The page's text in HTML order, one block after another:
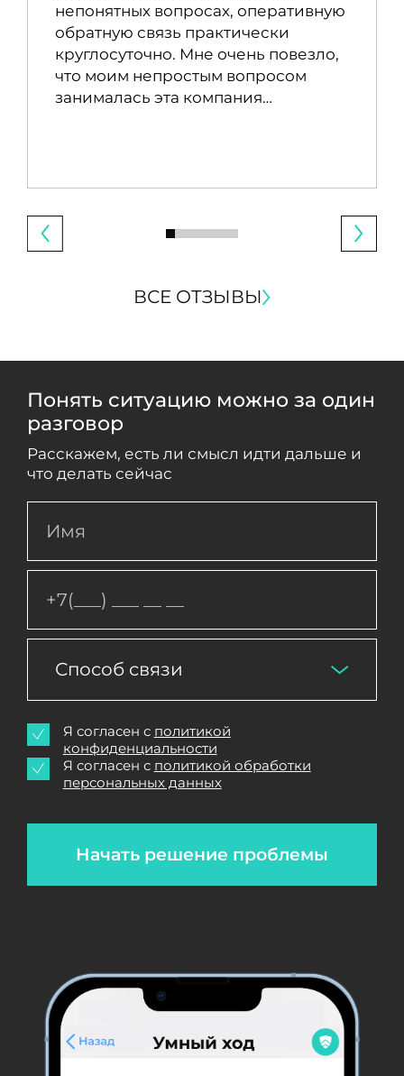
непонятных вопросах, оперативную
обратную связь практически
круглосуточно. Мне очень повезло,
что моим непростым вопросом
занималась эта компания…
ВСЕ ОТЗЫВЫ
Понять ситуацию можно за один
разговор
Расскажем, есть ли смысл идти дальше и
что делать сейчас
Способ связи
Начать решение проблемы
Я согласен с политикой
конфиденциальности
Я согласен с политикой обработки
персональных данных